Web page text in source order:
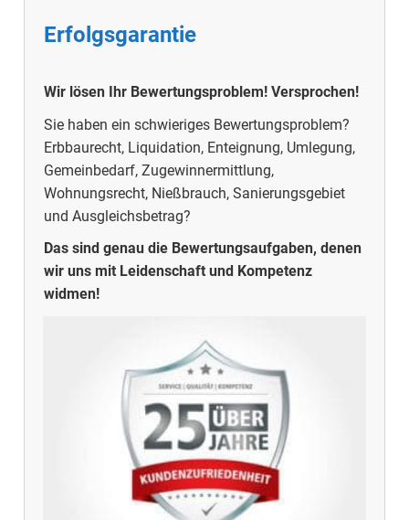
Erfolgsgarantie
Wir lösen Ihr Bewertungsproblem! Versprochen!
Sie haben ein schwieriges Bewertungsproblem?
Erbbaurecht, Liquidation, Enteignung, Umlegung,
Gemeinbedarf, Zugewinnermittlung,
Wohnungsrecht, Nießbrauch, Sanierungsgebiet
und Ausgleichsbetrag?
Das sind genau die Bewertungsaufgaben, denen
wir uns mit Leidenschaft und Kompetenz
widmen!